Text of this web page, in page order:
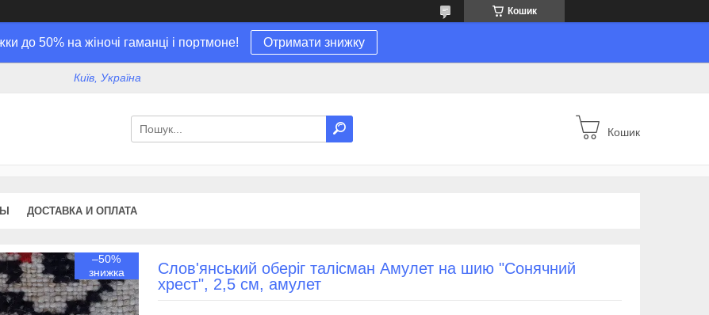
Кошик
до 50% на жіночі гаманці і портмоне! Отримати знижку
Київ, Україна
Кошик
ДОСТАВКА И ОПЛАТА
–50%
Слов'янський оберіг талісман Амулет на шию "Сонячний
хрест", 2,5 см, амулет